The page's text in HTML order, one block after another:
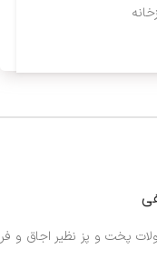
پخت و پز نظیر اجاق و فر